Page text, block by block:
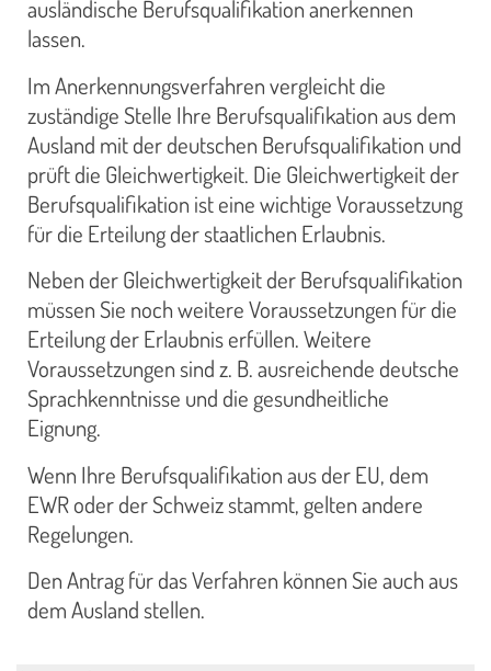
ausländische Berufsqualifikation anerkennen
lassen.
Im Anerkennungsverfahren vergleicht die
zuständige Stelle Ihre Berufsqualifikation aus dem
Ausland mit der deutschen Berufsqualifikation und
prüft die Gleichwertigkeit. Die Gleichwertigkeit der
Berufsqualifikation ist eine wichtige Voraussetzung
für die Erteilung der staatlichen Erlaubnis.
Neben der Gleichwertigkeit der Berufsqualifikation
müssen Sie noch weitere Voraussetzungen für die
Erteilung der Erlaubnis erfüllen. Weitere
Voraussetzungen sind z. B. ausreichende deutsche
Sprachkenntnisse und die gesundheitliche
Eignung.
Wenn Ihre Berufsqualifikation aus der EU, dem
EWR oder der Schweiz stammt, gelten andere
Regelungen.
Den Antrag für das Verfahren können Sie auch aus
dem Ausland stellen.